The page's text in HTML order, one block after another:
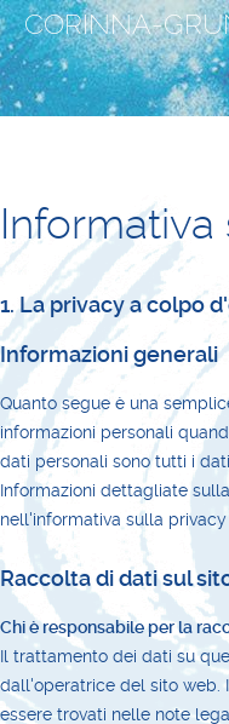
CORINNA-
Informativa
1. La privacy a colpo
Informazioni generali
Quanto segue è una
informazioni personali
dati personali sono tutti i
Informazioni dettagliate
nell'informativa sulla privacy
Raccolta di dati sul
Chi è responsabile per la
Il trattamento dei dati su
dall'operatrice del sito web.
essere trovati nelle note